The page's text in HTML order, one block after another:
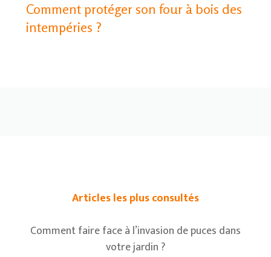
Comment protéger son four à bois des
intempéries ?
Articles les plus consultés
Comment faire face à l’invasion de puces dans
votre jardin ?